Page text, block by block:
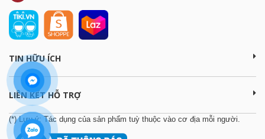
TIN HỮU ÍCH
LIÊN KẾT HỖ TRỢ
(*) Lưu ý: Tác dụng của sản phẩm tuỳ thuộc vào cơ địa mỗi người.